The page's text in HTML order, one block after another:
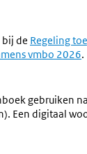
de Regeling
vmbo 2026.
gebruiken
Een digitaal